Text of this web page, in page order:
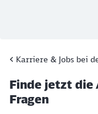
Ende des Sliders
Karriere & Jobs bei
19. März 2026,
Artikel:
Finde jetzt die
Fragen